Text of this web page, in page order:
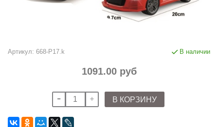
Артикул: 668-P17.k В наличии
1091.00 руб
В КОРЗИНУ